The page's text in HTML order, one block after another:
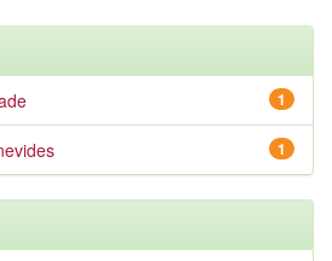
1
1